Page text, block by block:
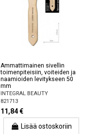
Ammattimainen sivellin
toimenpiteisiin, voiteiden ja
naamioiden levitykseen 50
mm
INTEGRAL BEAUTY
821713
11,84 €
Lisää ostoskoriin